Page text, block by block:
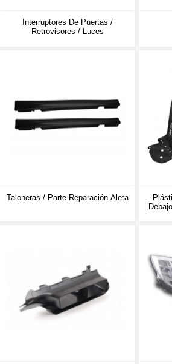
Interruptores De Puertas /
Retrovisores / Luces
Taloneras / Parte Reparación Aleta